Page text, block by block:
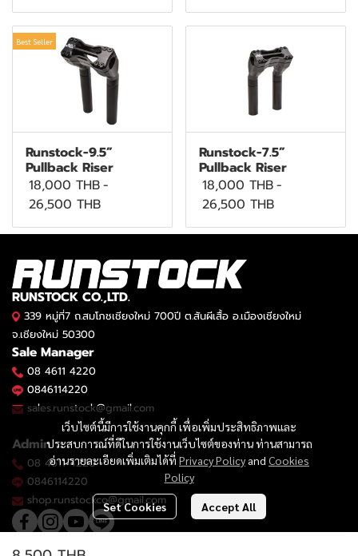
Best Seller
Runstock-9.5”
Pullback Riser
18,000 THB-
26,500 THB
Runstock-7.5”
Pullback Riser
18,000 THB-
26,500 THB
เว็บไซต์นี้มีการใช้งานคุกกี้ เพื่อเพิ่มประสิทธิภาพและ
ประสบการณ์ที่ดีในการใช้งานเว็บไซต์ของท่าน ท่านสามารถ
อ่านรายละเอียดเพิ่มเติมได้ที่ Privacy Policy and Cookies
Policy
Set Cookies Accept All
RUNSTOCK CO.,LTD.
339 หมู่ที่7 ถ.สมโภชเชียงใหม่ 700ปี ต.สันผีเสื้อ อ.เมืองเชียงใหม่
จ.เชียงใหม่ 50300
Sale Manager
08 4611 4220
0846114220
sales.runstock@gmail.com
Admin
08 4611 4220
0846114220
shop.runstockco@gmail.com